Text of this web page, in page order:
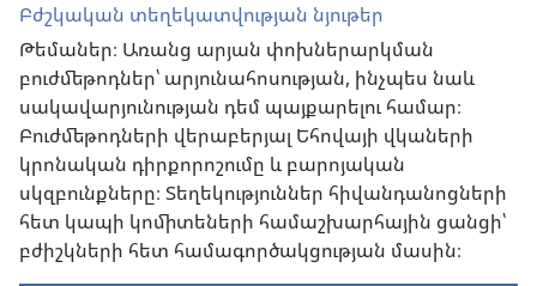
Բժշկական տեղեկատվության նյութեր
Թեմաներ։ Առանց արյան փոխներարկման
բուժմեթոդներ՝ արյունահոսության, ինչպես նաև
սակավարյունության դեմ պայքարելու համար։
Բուժմեթոդների վերաբերյալ Եհովայի վկաների
կրոնական դիրքորոշումը և բարոյական
սկզբունքները։ Տեղեկություններ հիվանդանոցների
հետ կապի կոմիտեների համաշխարհային ցանցի՝
բժիշկների հետ համագործակցության մասին։